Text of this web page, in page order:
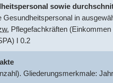
sowie
in
Pflegefachkräften
I 0.2
Gliederungsmerkmale: